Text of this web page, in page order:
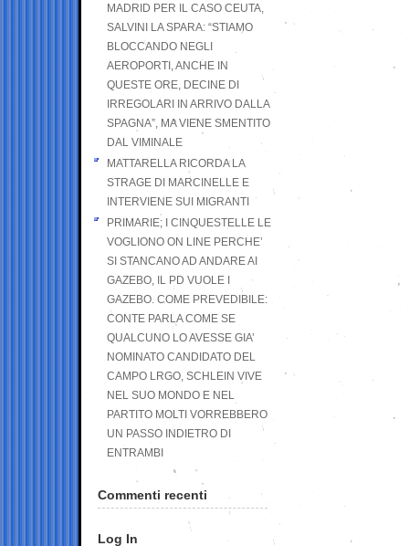
MADRID PER IL CASO CEUTA,
SALVINI LA SPARA: “STIAMO
BLOCCANDO NEGLI
AEROPORTI, ANCHE IN
QUESTE ORE, DECINE DI
IRREGOLARI IN ARRIVO DALLA
SPAGNA”, MA VIENE SMENTITO
DAL VIMINALE
MATTARELLA RICORDA LA
STRAGE DI MARCINELLE E
INTERVIENE SUI MIGRANTI
PRIMARIE; I CINQUESTELLE LE
VOGLIONO ON LINE PERCHE’
SI STANCANO AD ANDARE AI
GAZEBO, IL PD VUOLE I
GAZEBO. COME PREVEDIBILE:
CONTE PARLA COME SE
QUALCUNO LO AVESSE GIA’
NOMINATO CANDIDATO DEL
CAMPO LRGO, SCHLEIN VIVE
NEL SUO MONDO E NEL
PARTITO MOLTI VORREBBERO
UN PASSO INDIETRO DI
ENTRAMBI
Commenti recenti
Log In